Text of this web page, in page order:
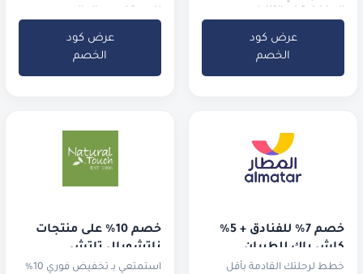
عرض كود
الخصم
عرض كود
الخصم
خصم 7% للفنادق + 5%
كاش باك للطيران
خطط لرحلتك القادمة بأقل
خصم 10% على منتجات
ناتشورال تاتش
استمتعي بـ تخفيض فوري 10%